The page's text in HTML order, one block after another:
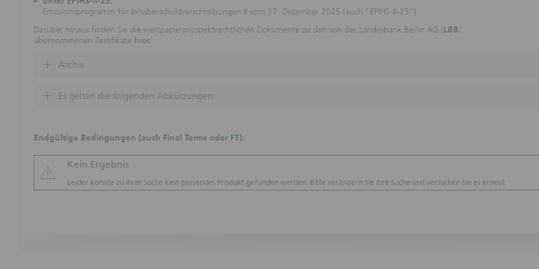
Informationen ersetzen keine anleger- und anlagegerechte Beratung sowie keine
Haftungsausschluss
Vollständigkeit und Aktualität der Webseiten und der darin enthaltenen
Emissionsprogramm für Inhaberschuldverschreibungen II vom 17. Dezember 2025 (auch "EPIHS-II-25")
Darüber hinaus finden Sie die wertpapierprospektrechtlichen Dokumente zu den von der Landesbank Berlin AG (LBB)
übernommenen Zertifikate hier.
Archiv
Es gelten die folgenden Abkürzungen:
Endgültige Bedingungen (auch Final Terms oder FT):
Kein Ergebnis
Leider konnte zu Ihrer Suche kein passendes Produkt gefunden werden. Bitte verändern Sie Ihre Suche und versuchen Sie es erneut.